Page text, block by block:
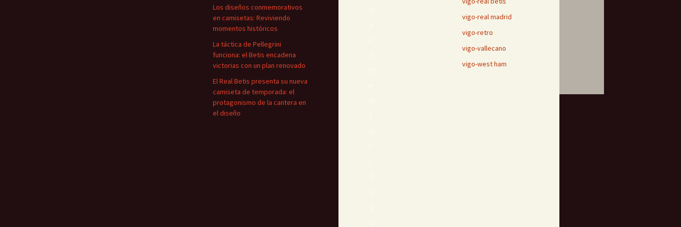
vigo-real madrid
vigo-retro
vigo-vallecano
vigo-west ham
Los diseños conmemorativos
en camisetas: Reviviendo
momentos históricos
La táctica de Pellegrini
funciona: el Betis encadena
victorias con un plan renovado
El Real Betis presenta su nueva
camiseta de temporada: el
protagonismo de la cantera en
el diseño